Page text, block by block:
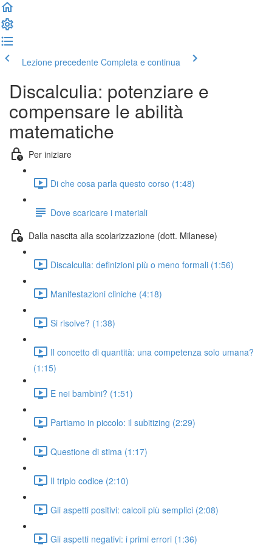
Lezione precedente Completa e continua
Discalculia: potenziare e
compensare le abilità
matematiche
Per iniziare
Di che cosa parla questo corso (1:48)
Dove scaricare i materiali
Dalla nascita alla scolarizzazione (dott. Milanese)
Discalculia: definizioni più o meno formali (1:56)
Manifestazioni cliniche (4:18)
Si risolve? (1:38)
Il concetto di quantità: una competenza solo umana?
(1:15)
E nei bambini? (1:51)
Partiamo in piccolo: il subitizing (2:29)
Questione di stima (1:17)
Il triplo codice (2:10)
Gli aspetti positivi: calcoli più semplici (2:08)
Gli aspetti negativi: i primi errori (1:36)